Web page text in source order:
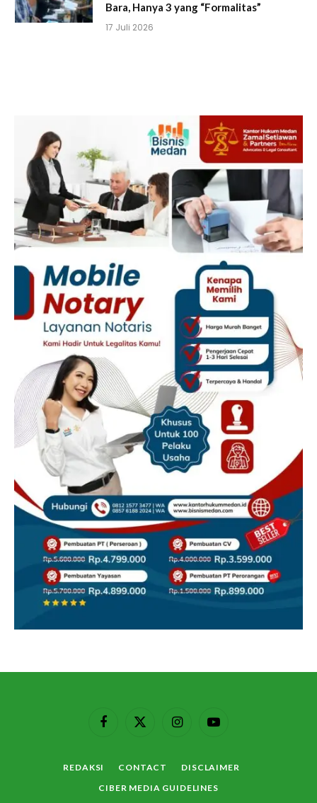
Bara, Hanya 3 yang “Formalitas”
17 Juli 2026
FacebookX
InstagramYouTube
REDAKSI CONTACT
DISCLAIMER
CIBER MEDIA GUIDELINES